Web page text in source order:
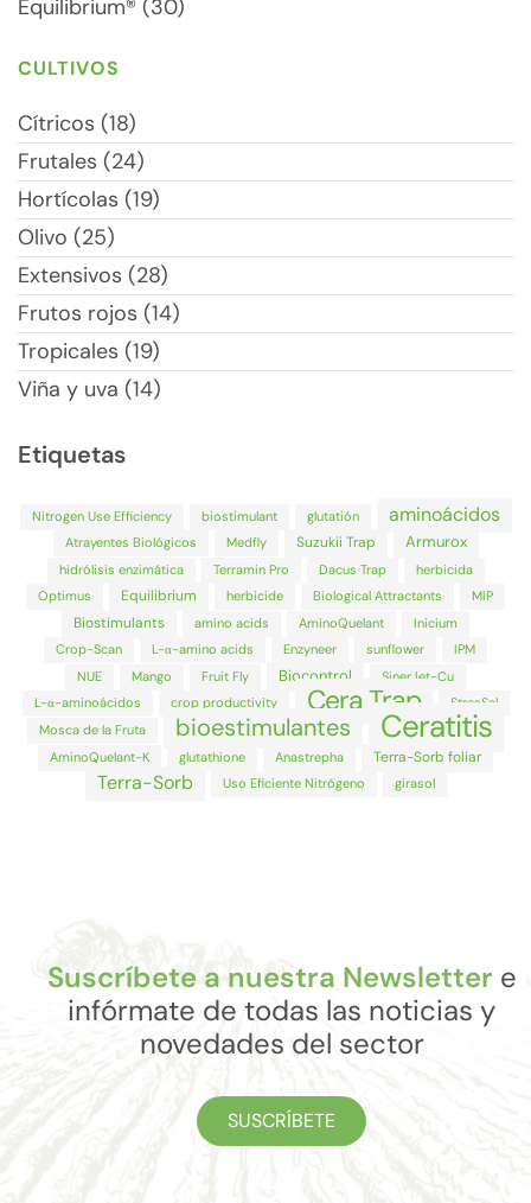
Equilibrium® (30)
CULTIVOS
Cítricos (18)
Frutales (24)
Hortícolas (19)
Olivo (25)
Extensivos (28)
Frutos rojos (14)
Tropicales (19)
Viña y uva (14)
Etiquetas
Nitrogen Use Efficiency biostimulant glutatión aminoácidos
Atrayentes Biológicos Medfly Suzukii Trap Armurox
hidrólisis enzimática Terramin Pro Dacus Trap
herbicida
Optimus
Equilibrium herbicide Biological Attractants MIP
Biostimulants amino acids AminoQuelant
Inicium
Crop-Scan
L-α-amino acids Enzyneer sunflower
IPM
NUE
Mango Fruit Fly Biocontrol
SinerJet-Cu
L-α-aminoácidos
crop productivity Cera Trap
StresSal
Mosca de la Fruta
bioestimulantes Ceratitis
AminoQuelant-K glutathione Anastrepha Terra-Sorb foliar
Terra-Sorb Uso Eficiente Nitrógeno girasol
Suscríbete a nuestra Newsletter e
infórmate de todas las noticias y
novedades del sector
SUSCRÍBETE